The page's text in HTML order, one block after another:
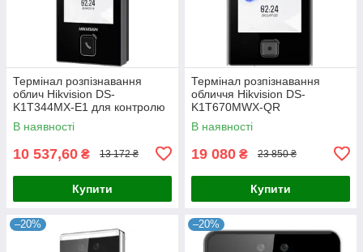
Термінал розпізнавання
облич Hikvision DS-
K1T344MX-E1 для контролю
доступу з сенсорним
екраном 4.5 дюйма,
В наявності
10 537,60 ₴ 13 172 ₴
Купити
Термінал розпізнавання
обличчя Hikvision DS-
K1T670MWX-QR
В наявності
19 080 ₴ 23 850 ₴
Купити
–20% –20%